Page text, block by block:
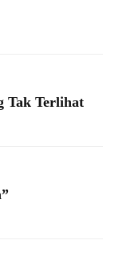
Tak Terlihat